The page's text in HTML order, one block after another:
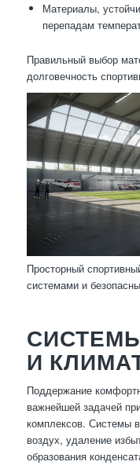
Материалы,
перепадам
Правильный выбор
долговечность
Просторный
системами и
И
Поддержание
важнейшей задачей
комплексов. Системы
воздух, удаление
образования